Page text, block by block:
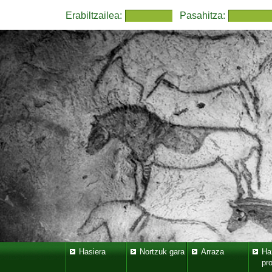
Erabiltzailea: Pasahitza:
Hasiera Nortzuk gara Arraza